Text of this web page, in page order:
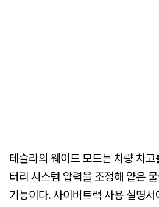
테슬라의 웨이드 모드는 차량 차
터리 시스템 압력을 조정해 얕은
기능이다. 사이버트럭 사용 설명